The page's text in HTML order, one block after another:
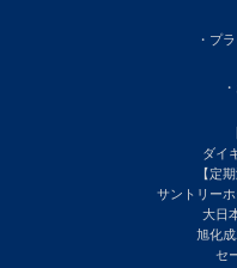
・プ
ダイ
【定
サントリー
大日
旭化
セ